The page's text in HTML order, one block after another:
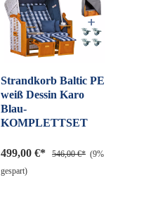
Strandkorb Baltic PE
weiß Dessin Karo
Blau-
KOMPLETTSET
499,00 €* 546,00 €* (9%
gespart)